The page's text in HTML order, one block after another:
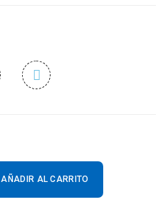
AÑADIR AL CARRITO